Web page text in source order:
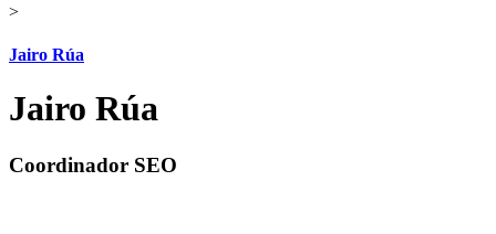
>
Jairo Rúa
Jairo Rúa
Coordinador SEO